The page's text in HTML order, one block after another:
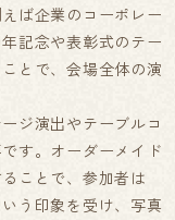
ば企業のコーポレー
記念や表彰式のテー
とで、会場全体の演
ジ演出やテーブルコ
す。オーダーメイド
ことで、参加者は
う印象を受け、写真